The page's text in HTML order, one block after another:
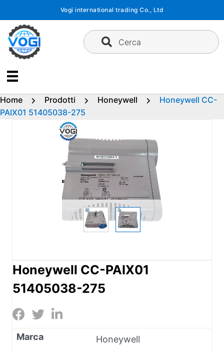
contenuto
Vogi international trading Co., Ltd
Cerca
Home Prodotti Honeywell
Honeywell CC-
PAIX01 51405038-275
Honeywell CC-PAIX01
51405038-275
Marca
Honeywell